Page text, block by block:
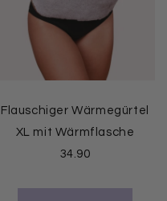
Flauschiger Wärmegürtel
XL mit Wärmflasche
34.90